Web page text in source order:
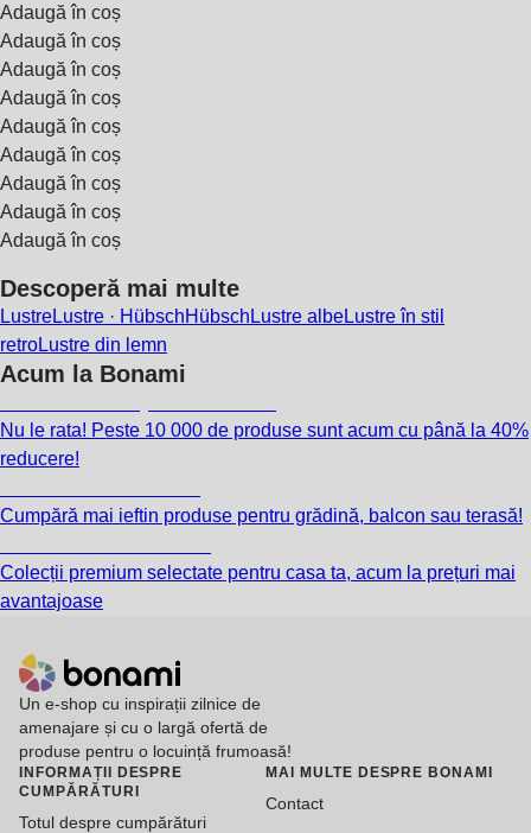
Adaugă în coș
Adaugă în coș
Adaugă în coș
Adaugă în coș
Adaugă în coș
Adaugă în coș
Adaugă în coș
Adaugă în coș
Adaugă în coș
Descoperă mai multe
LustreLustre · HübschHübsch Lustre albeLustre în stil
retroLustre din lemn
Acum la Bonami
Nu le rata! Peste 10 000 de produse sunt acum cu până la 40%
reducere!
Cumpără mai ieftin produse pentru grădină, balcon sau terasă!
Colecții premium selectate pentru casa ta, acum la prețuri mai
avantajoase
Un e-shop cu inspirații zilnice de
amenajare și cu o largă ofertă de
produse pentru o locuință frumoasă!
INFORMAȚII DESPRE
CUMPĂRĂTURI
Totul despre cumpărături
MAI MULTE DESPRE BONAMI
Contact